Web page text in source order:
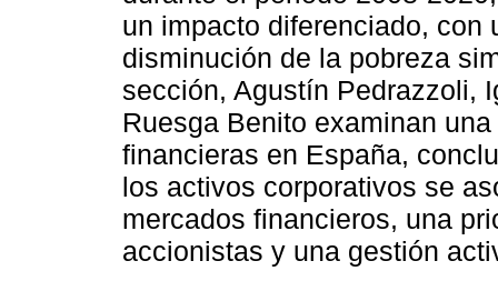
un impacto diferenciado, con
disminución de la pobreza
sección, Agustín Pedrazzoli,
Ruesga Benito examinan
financieras en España,
los activos corporativos se
mercados financieros, una
accionistas y una gestión